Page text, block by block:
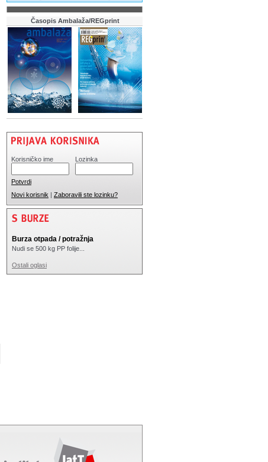
Časopis Ambalaža/REGprint
Korisničko ime Lozinka
Potvrdi
Novi korisnik | Zaboravili ste lozinku?
Burza otpada / potražnja
Nudi se 500 kg PP folije...
Ostali oglasi